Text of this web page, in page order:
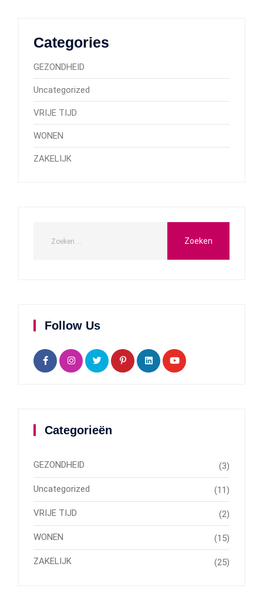
Categories
GEZONDHEID
Uncategorized
VRIJE TIJD
WONEN
ZAKELIJK
Follow Us
Categorieën
GEZONDHEID (3)
Uncategorized (11)
VRIJE TIJD (2)
WONEN (15)
ZAKELIJK (25)